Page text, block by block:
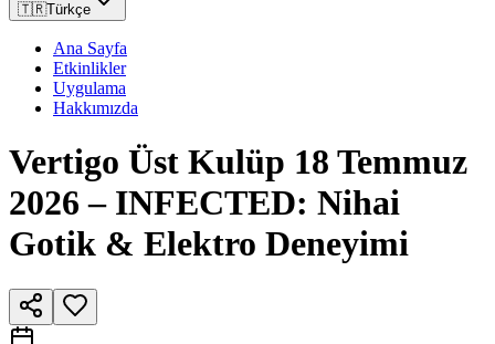
🇹🇷Türkçe
Ana Sayfa
Etkinlikler
Uygulama
Hakkımızda
Vertigo Üst Kulüp 18 Temmuz
2026 – INFECTED: Nihai
Gotik & Elektro Deneyimi